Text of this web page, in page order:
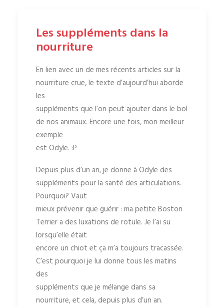
Les suppléments dans la
nourriture
En lien avec un de mes récents articles sur la
nourriture crue, le texte d’aujourd’hui aborde
les
suppléments que l’on peut ajouter dans le bol
de nos animaux. Encore une fois, mon meilleur
exemple
est Odyle. :P
Depuis plus d’un an, je donne à Odyle des
suppléments pour la santé des articulations.
Pourquoi? Vaut
mieux prévenir que guérir : ma petite Boston
Terrier a des luxations de rotule. Je l’ai su
lorsqu’elle était
encore un chiot et ça m’a toujours tracassée.
C’est pourquoi je lui donne tous les matins
des
suppléments que je mélange dans sa
nourriture, et cela, depuis plus d’un an.